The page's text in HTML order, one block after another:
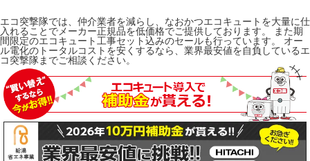
エコ突撃隊では、仲介業者を減らし、なおかつエコキュートを大量に仕
入れることでメーカー正規品を低価格でご提供しております。 また期
間限定のエコキュート工事セット込みのセールも行っています。 オー
ル電化のトータルコストを安くするなら、業界最安値を自負しているエ
コ突撃隊までご相談ください。